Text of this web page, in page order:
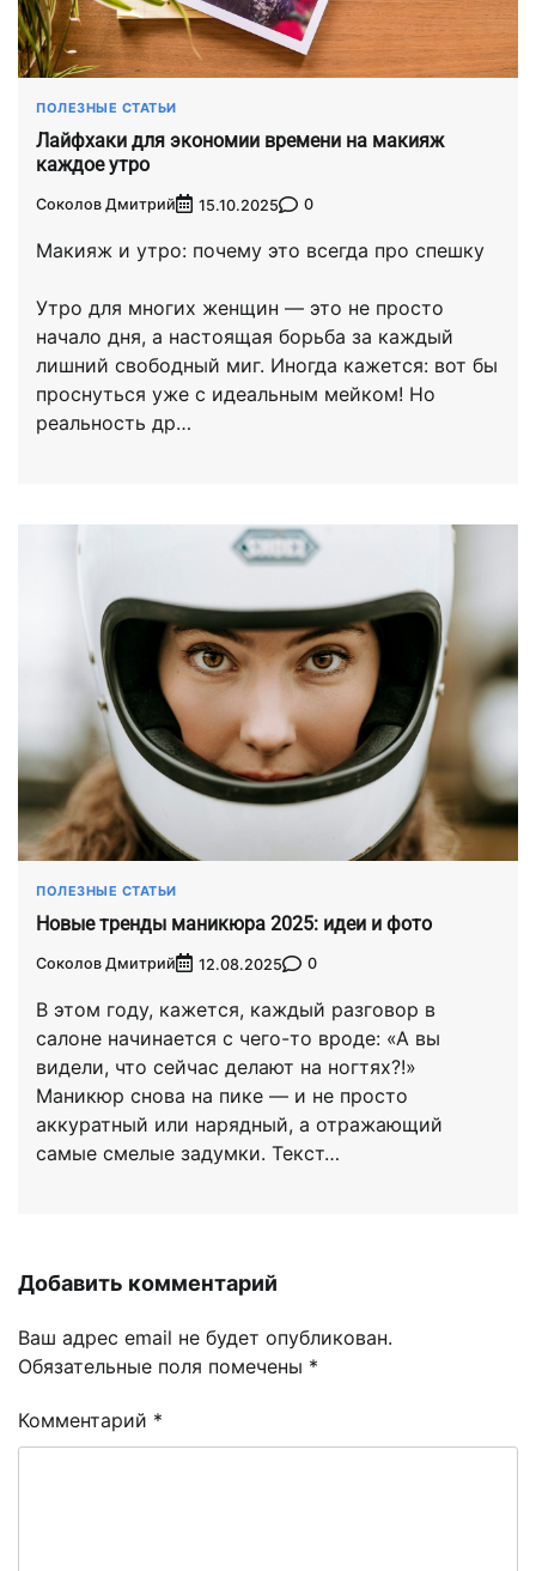
ПОЛЕЗНЫЕ СТАТЬИ
Лайфхаки для экономии времени на макияж
каждое утро
Соколов Дмитрий 15.10.2025 0
Макияж и утро: почему это всегда про спешку
Утро для многих женщин — это не просто
начало дня, а настоящая борьба за каждый
лишний свободный миг. Иногда кажется: вот бы
проснуться уже с идеальным мейком! Но
реальность др…
ПОЛЕЗНЫЕ СТАТЬИ
Новые тренды маникюра 2025: идеи и фото
Соколов Дмитрий 12.08.2025 0
В этом году, кажется, каждый разговор в
салоне начинается с чего-то вроде: «А вы
видели, что сейчас делают на ногтях?!»
Маникюр снова на пике — и не просто
аккуратный или нарядный, а отражающий
самые смелые задумки. Текст…
Добавить комментарий
Ваш адрес email не будет опубликован.
Обязательные поля помечены *
Комментарий *